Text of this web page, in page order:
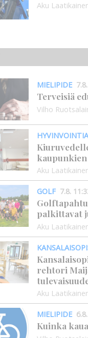
Aku
MIELIPIDE
Terveisiä
Vilho
Aku
GOLF 7.8.
palkittavat
Aku
rehtori
Aku
MIELIPIDE
Kuinka